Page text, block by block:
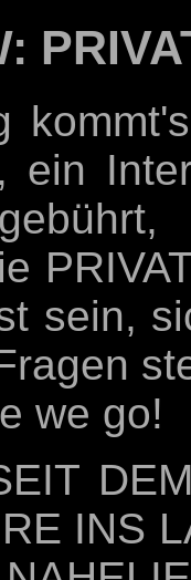
ein
sein,
we go!
INS